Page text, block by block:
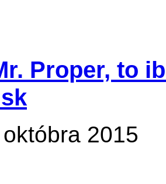
Proper, to
2015